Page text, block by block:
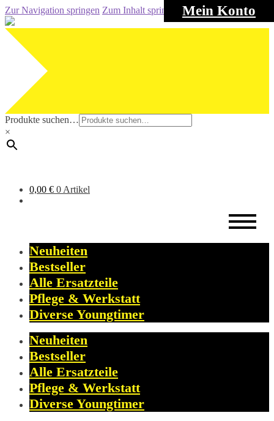
Mein Konto
Zur Navigation springen Zum Inhalt springen
Produkte suchen…
×
0,00 € 0 Artikel
Neuheiten
Bestseller
Alle Ersatzteile
Pflege & Werkstatt
Diverse Youngtimer
Neuheiten
Bestseller
Alle Ersatzteile
Pflege & Werkstatt
Diverse Youngtimer